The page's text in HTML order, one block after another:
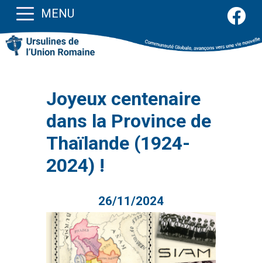
MENU
Joyeux centenaire
dans la Province de
Thaïlande (1924-
2024) !
26/11/2024